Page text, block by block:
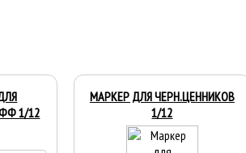
1/12
МАРКЕР ДЛЯ ЧЕРН.ЦЕННИКОВ
1/12